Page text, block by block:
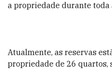
a propriedade durante toda
Atualmente, as reservas
propriedade de 26 quartos,